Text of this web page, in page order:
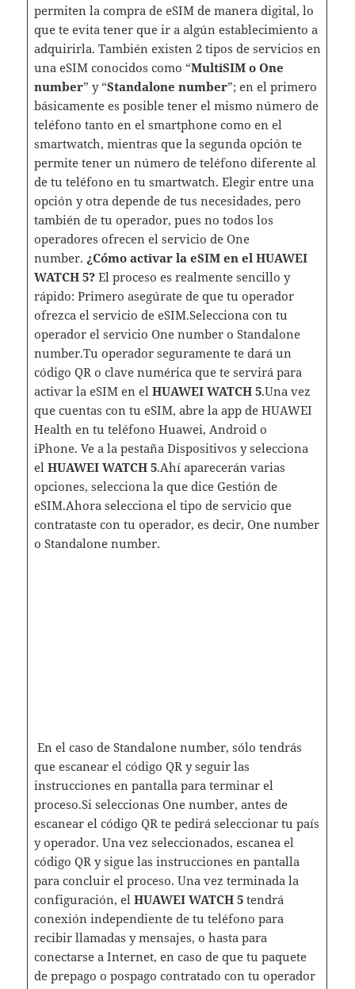
permiten la compra de eSIM de manera digital, lo
que te evita tener que ir a algún establecimiento a
adquirirla. También existen 2 tipos de servicios en
una eSIM conocidos como “MultiSIM o One
number” y “Standalone number”; en el primero
básicamente es posible tener el mismo número de
teléfono tanto en el smartphone como en el
smartwatch, mientras que la segunda opción te
permite tener un número de teléfono diferente al
de tu teléfono en tu smartwatch. Elegir entre una
opción y otra depende de tus necesidades, pero
también de tu operador, pues no todos los
operadores ofrecen el servicio de One
number. ¿Cómo activar la eSIM en el HUAWEI
WATCH 5?El proceso es realmente sencillo y
rápido: Primero asegúrate de que tu operador
ofrezca el servicio de eSIM.Selecciona con tu
operador el servicio One number o Standalone
number.Tu operador seguramente te dará un
código QR o clave numérica que te servirá para
activar la eSIM en el HUAWEI WATCH 5.Una vez
que cuentas con tu eSIM, abre la app de HUAWEI
Health en tu teléfono Huawei, Android o
iPhone. Ve a la pestaña Dispositivos y selecciona
el HUAWEI WATCH 5.Ahí aparecerán varias
opciones, selecciona la que dice Gestión de
eSIM.Ahora selecciona el tipo de servicio que
contrataste con tu operador, es decir, One number
o Standalone number.
En el caso de Standalone number, sólo tendrás
que escanear el código QR y seguir las
instrucciones en pantalla para terminar el
proceso.Si seleccionas One number, antes de
escanear el código QR te pedirá seleccionar tu país
y operador. Una vez seleccionados, escanea el
código QR y sigue las instrucciones en pantalla
para concluir el proceso. Una vez terminada la
configuración, el HUAWEI WATCH 5tendrá
conexión independiente de tu teléfono para
recibir llamadas y mensajes, o hasta para
conectarse a Internet, en caso de que tu paquete
de prepago o pospago contratado con tu operador